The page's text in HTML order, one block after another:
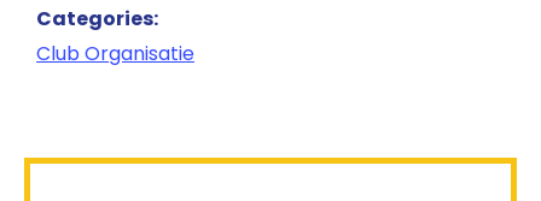
Categories:
Club Organisatie